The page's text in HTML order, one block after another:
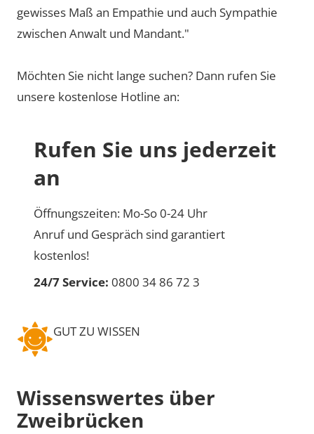
gewisses Maß an Empathie und auch Sympathie
zwischen Anwalt und Mandant."
Möchten Sie nicht lange suchen? Dann rufen Sie
unsere kostenlose Hotline an:
Rufen Sie uns jederzeit
an
Öffnungszeiten: Mo-So 0-24 Uhr
Anruf und Gespräch sind garantiert
kostenlos!
24/7 Service: 0800 34 86 72 3
GUT ZU WISSEN
Wissenswertes über
Zweibrücken